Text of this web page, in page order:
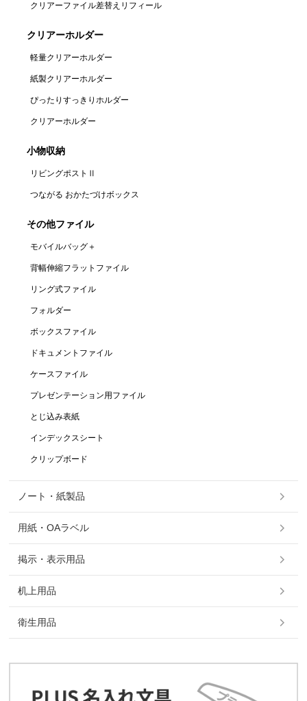
クリアーファイル差替えリフィール
クリアーホルダー
軽量クリアーホルダー
紙製クリアーホルダー
ぴったりすっきりホルダー
クリアーホルダー
小物収納
リビングポストⅡ
つながる おかたづけボックス
その他ファイル
モバイルバッグ＋
背幅伸縮フラットファイル
リング式ファイル
フォルダー
ボックスファイル
ドキュメントファイル
ケースファイル
プレゼンテーション用ファイル
とじ込み表紙
インデックスシート
クリップボード
ノート・紙製品
用紙・OAラベル
掲示・表示用品
机上用品
衛生用品